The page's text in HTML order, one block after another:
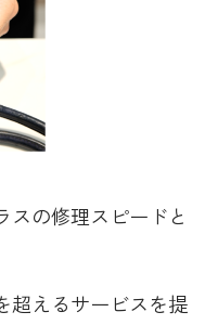
スの修理スピードと
超えるサービスを提